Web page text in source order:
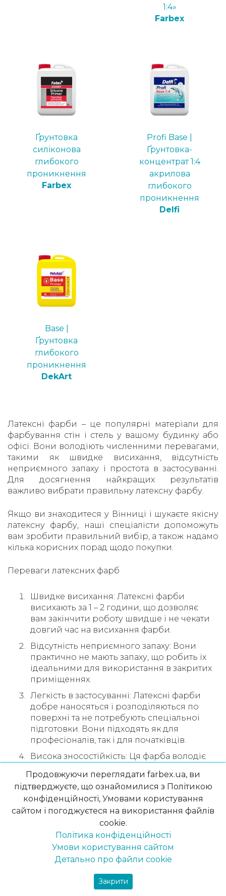
1:4»
Farbex
Ґрунтовка
силіконова
глибокого
проникнення
Farbex
Profi Base |
Ґрунтовка-
концентрат 1:4
акрилова
глибокого
проникнення
Delfi
Base |
Ґрунтовка
глибокого
проникнення
DekArt
Латексні фарби – це популярні матеріали для
фарбування стін і стель у вашому будинку або
офісі. Вони володіють численними перевагами,
такими як швидке висихання, відсутність
неприємного запаху і простота в застосуванні.
Для досягнення найкращих результатів
важливо вибрати правильну латексну фарбу.
Якщо ви знаходитеся у Вінниці і шукаєте якісну
латексну фарбу, наші спеціалісти допоможуть
вам зробити правильний вибір, а також надамо
кілька корисних порад щодо покупки.
Переваги латексних фарб
Швидке висихання: Латексні фарби
висихають за 1 – 2 години, що дозволяє
вам закінчити роботу швидше і не чекати
довгий час на висихання фарби.
Відсутність неприємного запаху: Вони
практично не мають запаху, що робить їх
ідеальними для використання в закритих
приміщеннях.
Легкість в застосуванні: Латексні фарби
добре наносяться і розподіляються по
поверхні та не потребують спеціальної
підготовки. Вони підходять як для
професіоналів, так і для початківців.
Висока зносостійкість: Ця фарба володіє
інтенсивного миття, що дозволяє
ефективно видаляти бруд зі стін. Ви
можете бути впевнені, що ваші стіни
залишаться красивими та стійкими
протягом тривалого часу.
Широкий вибір кольорів: Латексну фарбу
можна заколочувати в безлічі кольорів і
відтінків за каталогом NCS або RAL. Ви
зможете знайти точно той колір, який вам
потрібен, для створення бажаного
Продовжуючи переглядати farbex.ua, ви
підтверджуєте, що ознайомилися з Політикою
конфіденційності, Умовами користування
сайтом і погоджуєтеся на використання файлів
cookie.
Політика конфіденційності
Умови користування сайтом
Детально про файли cookie
Закрити